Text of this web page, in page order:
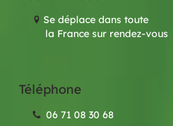
Se déplace dans toute
la France sur rendez-vous
Téléphone
06 71 08 30 68